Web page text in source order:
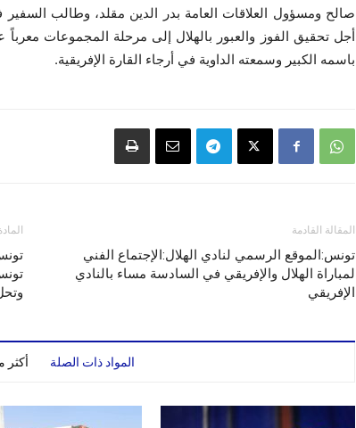
صالح ومسؤول العلاقات العامة بدر الدين مقلد، وطالب
أجل تحقيق الفوز والعبور بالهلال إلى مرحلة المجموعات معرباً
باسمه الكبير وسمعته الداوية في أرجاء القارة الإفريقية.
المقالة القادمة
تونس:الموقع الرسمي لنادي الهلال:الإجتماع الفني
لمباراة الهلال والإفريقي في السادسة مساء بالنادي
الإفريقي
المواد ذات الصلة